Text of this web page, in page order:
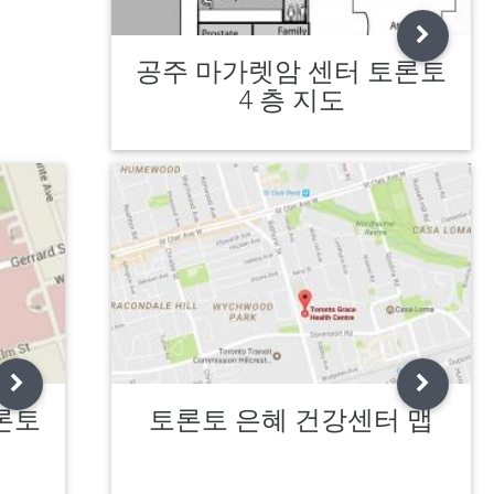
공주 마가렛암 센터 토론토
4 층 지도
토 토론토 은혜 건강센터 맵